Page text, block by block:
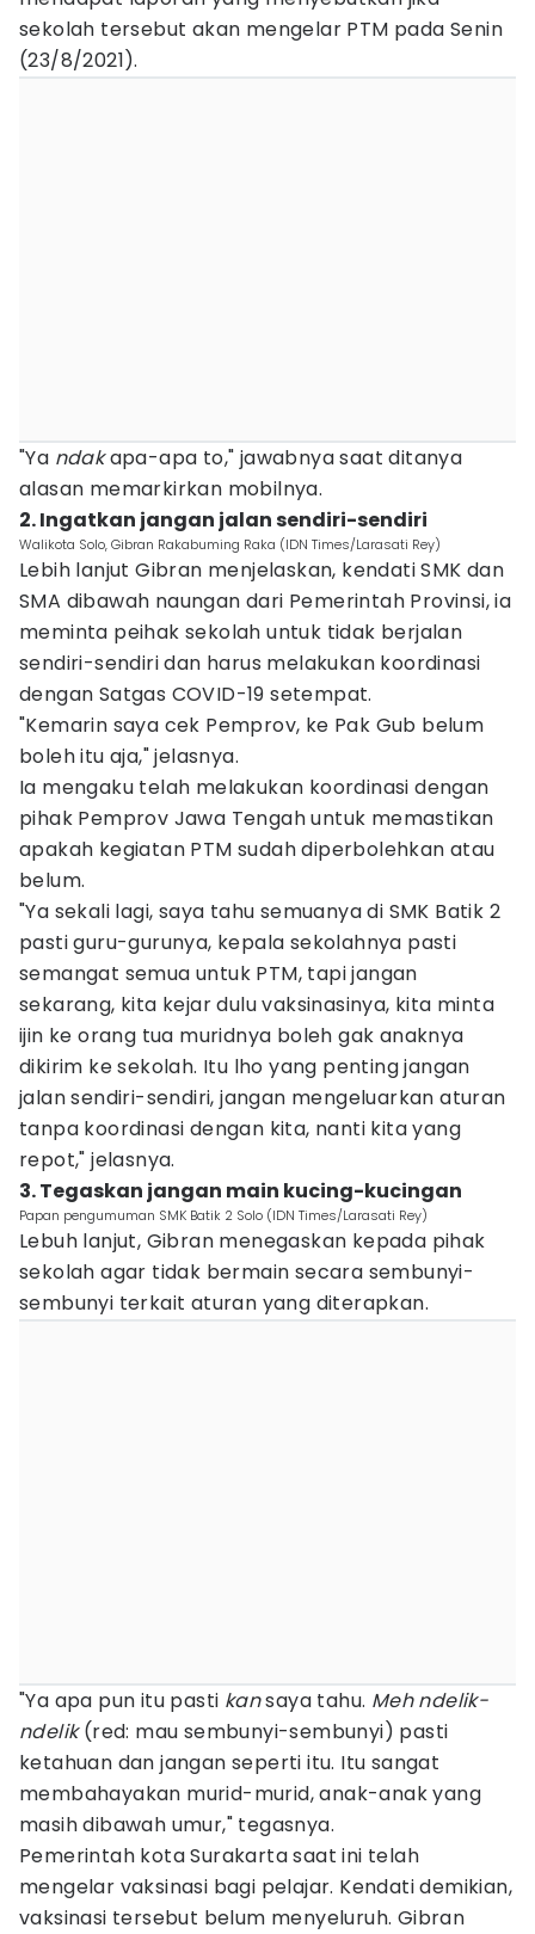
sekolah tersebut akan mengelar PTM pada Senin
(23/8/2021).
"Ya ndakapa-apa to," jawabnya saat ditanya
alasan memarkirkan mobilnya.
2. Ingatkan jangan jalan sendiri-sendiri
Walikota Solo, Gibran Rakabuming Raka (IDN Times/Larasati Rey)
Lebih lanjut Gibran menjelaskan, kendati SMK dan
SMA dibawah naungan dari Pemerintah Provinsi, ia
meminta peihak sekolah untuk tidak berjalan
sendiri-sendiri dan harus melakukan koordinasi
dengan Satgas COVID-19 setempat.
"Kemarin saya cek Pemprov, ke Pak Gub belum
boleh itu aja," jelasnya.
Ia mengaku telah melakukan koordinasi dengan
pihak Pemprov Jawa Tengah untuk memastikan
apakah kegiatan PTM sudah diperbolehkan atau
belum.
"Ya sekali lagi, saya tahu semuanya di SMK Batik 2
pasti guru-gurunya, kepala sekolahnya pasti
semangat semua untuk PTM, tapi jangan
sekarang, kita kejar dulu vaksinasinya, kita minta
ijin ke orang tua muridnya boleh gak anaknya
dikirim ke sekolah. Itu lho yang penting jangan
jalan sendiri-sendiri, jangan mengeluarkan aturan
tanpa koordinasi dengan kita, nanti kita yang
repot," jelasnya.
3. Tegaskan jangan main kucing-kucingan
Papan pengumuman SMK Batik 2 Solo (IDN Times/Larasati Rey)
Lebuh lanjut, Gibran menegaskan kepada pihak
sekolah agar tidak bermain secara sembunyi-
sembunyi terkait aturan yang diterapkan.
"Ya apa pun itu pasti kansaya tahu. Meh ndelik-
ndelik(red: mau sembunyi-sembunyi) pasti
ketahuan dan jangan seperti itu. Itu sangat
membahayakan murid-murid, anak-anak yang
masih dibawah umur," tegasnya.
Pemerintah kota Surakarta saat ini telah
mengelar vaksinasi bagi pelajar. Kendati demikian,
vaksinasi tersebut belum menyeluruh. Gibran